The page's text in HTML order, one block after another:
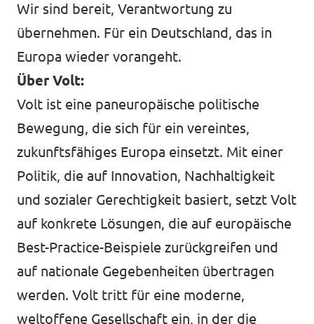
Wir sind bereit, Verantwortung zu
übernehmen. Für ein Deutschland, das in
Europa wieder vorangeht.
Über Volt:
Volt ist eine paneuropäische politische
Bewegung, die sich für ein vereintes,
zukunftsfähiges Europa einsetzt. Mit einer
Politik, die auf Innovation, Nachhaltigkeit
und sozialer Gerechtigkeit basiert, setzt Volt
auf konkrete Lösungen, die auf europäische
Best-Practice-Beispiele zurückgreifen und
auf nationale Gegebenheiten übertragen
werden. Volt tritt für eine moderne,
weltoffene Gesellschaft ein, in der die